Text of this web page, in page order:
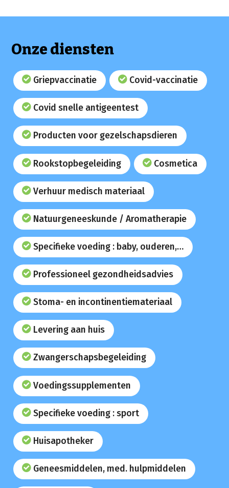
Onze diensten
Griepvaccinatie Covid-vaccinatie
Covid snelle antigeentest
Producten voor gezelschapsdieren
Rookstopbegeleiding Cosmetica
Verhuur medisch materiaal
Natuurgeneeskunde / Aromatherapie
Specifieke voeding : baby, ouderen,…
Professioneel gezondheidsadvies
Stoma- en incontinentiemateriaal
Levering aan huis
Zwangerschapsbegeleiding
Voedingssupplementen
Specifieke voeding : sport
Huisapotheker
Geneesmiddelen, med. hulpmiddelen